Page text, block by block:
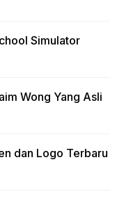
Simulator
Wong Yang Asli
dan Logo Terbaru